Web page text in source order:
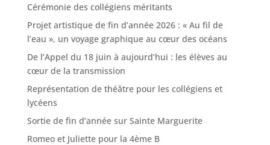
Cérémonie des collégiens méritants
Projet artistique de fin d’année 2026 : « Au fil de
l’eau », un voyage graphique au cœur des océans
De l’Appel du 18 juin à aujourd’hui : les élèves au
cœur de la transmission
Représentation de théâtre pour les collégiens et
lycéens
Sortie de fin d’année sur Sainte Marguerite
Romeo et Juliette pour la 4ème B